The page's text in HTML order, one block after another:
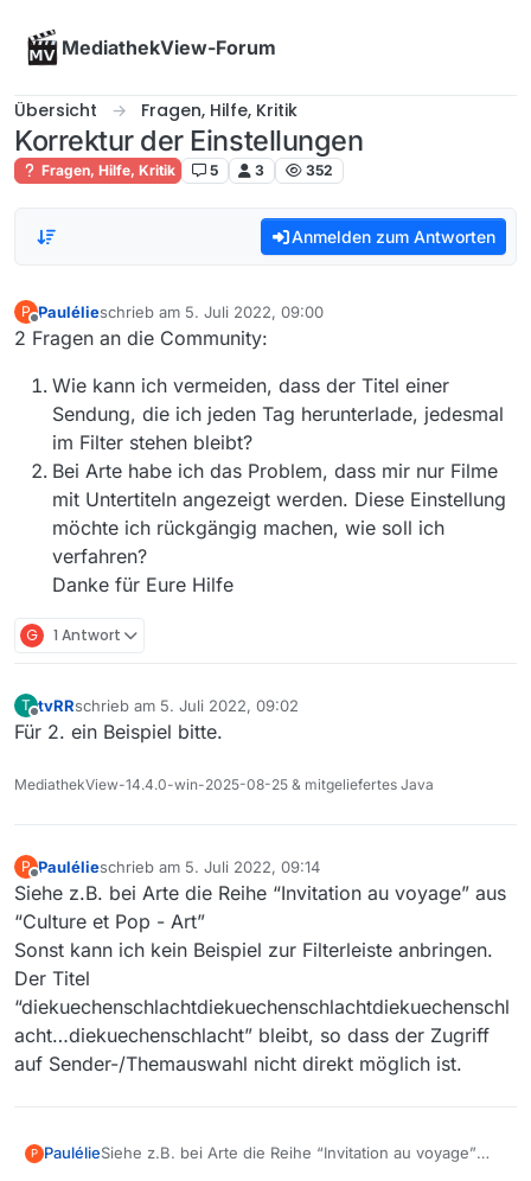
MediathekView-Forum
Übersicht Fragen, Hilfe, Kritik
Korrektur der Einstellungen
Fragen, Hilfe, Kritik 5 3 352
Anmelden zum Antworten
P
Offline
Paulélieschrieb am 5. Juli 2022, 09:00
zuletzt editiert von
2 Fragen an die Community:
Wie kann ich vermeiden, dass der Titel einer
Sendung, die ich jeden Tag herunterlade, jedesmal
im Filter stehen bleibt?
Bei Arte habe ich das Problem, dass mir nur Filme
mit Untertiteln angezeigt werden. Diese Einstellung
möchte ich rückgängig machen, wie soll ich
verfahren?
Danke für Eure Hilfe
G 1 Antwort
T
Offline
tvRRschrieb am 5. Juli 2022, 09:02
zuletzt editiert von
Für 2. ein Beispiel bitte.
MediathekView-14.4.0-win-2025-08-25 & mitgeliefertes Java
P
Offline
Paulélieschrieb am 5. Juli 2022, 09:14
zuletzt editiert von
Siehe z.B. bei Arte die Reihe “Invitation au voyage” aus
“Culture et Pop - Art”
Sonst kann ich kein Beispiel zur Filterleiste anbringen.
Der Titel
“diekuechenschlachtdiekuechenschlachtdiekuechenschl
acht…diekuechenschlacht” bleibt, so dass der Zugriff
auf Sender-/Themauswahl nicht direkt möglich ist.
P PaulélieSiehe z.B. bei Arte die Reihe “Invitation au voyage”